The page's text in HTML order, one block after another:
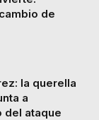
de
la querella
a
del ataque